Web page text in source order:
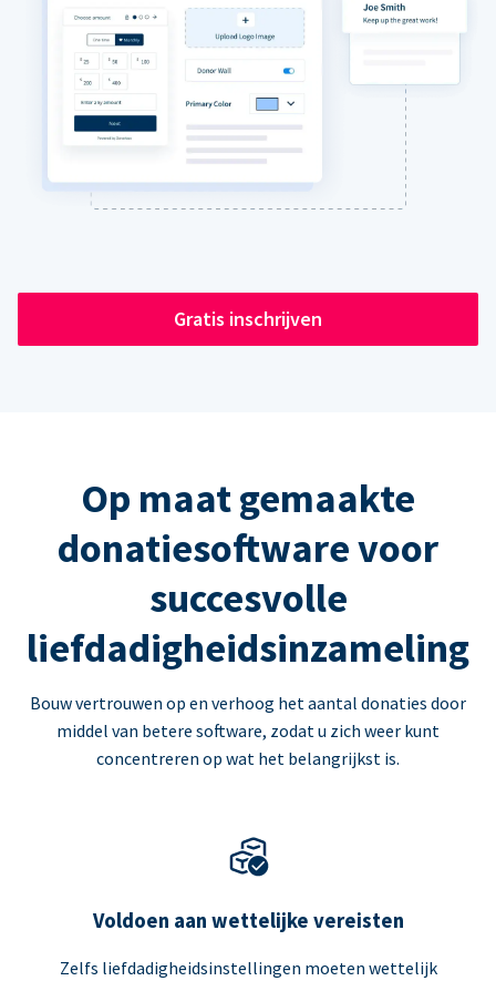
Gratis inschrijven
Op maat gemaakte
donatiesoftware voor
succesvolle
liefdadigheidsinzameling
Bouw vertrouwen op en verhoog het aantal donaties door
middel van betere software, zodat u zich weer kunt
concentreren op wat het belangrijkst is.
Voldoen aan wettelijke vereisten
Zelfs liefdadigheidsinstellingen moeten wettelijk